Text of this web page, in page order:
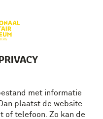
met informatie
plaatst de website
of telefoon. Zo kan de
vertelt
Landmacht
Militair vertelt